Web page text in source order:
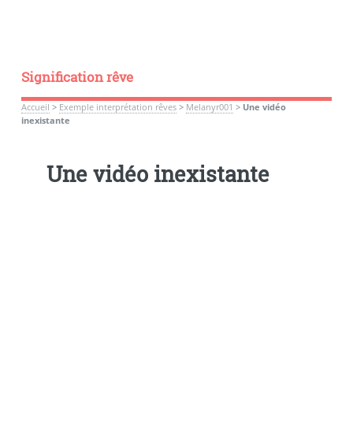
Signification rêve
Accueil > Exemple interprétation rêves> Melanyr001 > Une vidéo
inexistante
Une vidéo inexistante